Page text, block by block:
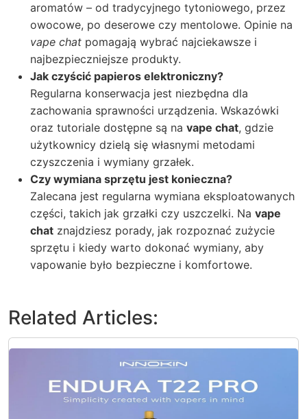
aromatów – od tradycyjnego tytoniowego, przez
owocowe, po deserowe czy mentolowe. Opinie na
vape chat pomagają wybrać najciekawsze i
najbezpieczniejsze produkty.
Jak czyścić papieros elektroniczny?
Regularna konserwacja jest niezbędna dla
zachowania sprawności urządzenia. Wskazówki
oraz tutoriale dostępne są na vape chat, gdzie
użytkownicy dzielą się własnymi metodami
czyszczenia i wymiany grzałek.
Czy wymiana sprzętu jest konieczna?
Zalecana jest regularna wymiana eksploatowanych
części, takich jak grzałki czy uszczelki. Na vape
chat znajdziesz porady, jak rozpoznać zużycie
sprzętu i kiedy warto dokonać wymiany, aby
vapowanie było bezpieczne i komfortowe.
Related Articles: